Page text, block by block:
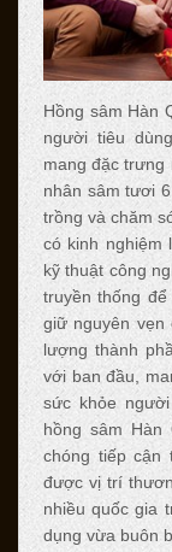
Hồng sâm Hàn
người tiêu
mang đặc trưng
nhân sâm tươi
trồng và chăm
có kinh nghiệm
kỹ thuật công
truyền thống
giữ nguyên
lượng thành
với ban đầu,
sức khỏe
hồng sâm
chóng tiếp cận
được vị trí
nhiều quốc gia
dụng vừa buôn